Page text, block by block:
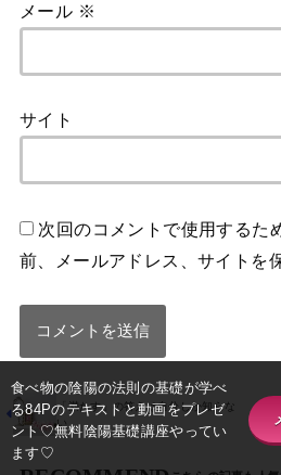
メール ※
サイト
次回のコメントで使用するた
前、メールアドレス、サイトを
「満たす」の答えは自分しか知らな
い
食べ物の陰陽の法則の基礎が学べ
る84Pのテキストと動画をプレゼ
ント♡無料陰陽基礎講座やってい
ます♡